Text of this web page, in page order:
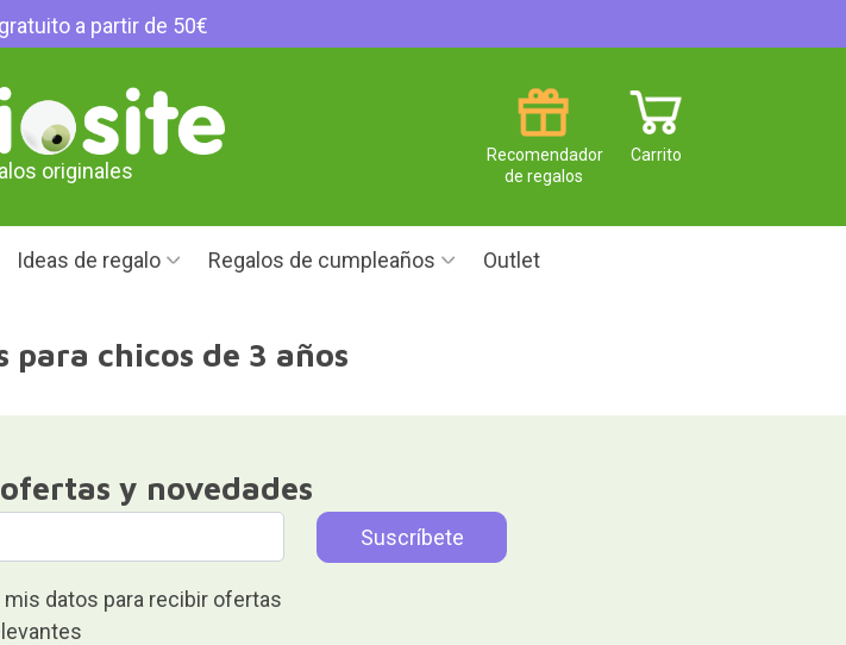
a partir de 50€
originales
Carrito
Recomendador
de regalos
Ideas de regalo Regalos de cumpleaños Outlet
para chicos de 3 años
y novedades
datos para recibir ofertas